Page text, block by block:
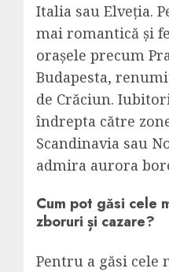
Italia sau Elveția.
mai romantică și
orașele precum
Budapesta,
de Crăciun.
îndrepta către
Scandinavia sau
admira aurora
Cum pot găsi cele
zboruri și cazare?
Pentru a găsi cele